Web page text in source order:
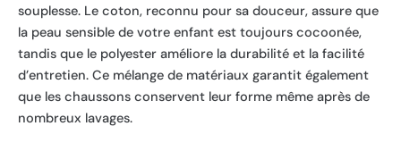
souplesse. Le coton, reconnu pour sa douceur, assure que
la peau sensible de votre enfant est toujours cocoonée,
tandis que le polyester améliore la durabilité et la facilité
d’entretien. Ce mélange de matériaux garantit également
que les chaussons conservent leur forme même après de
nombreux lavages.